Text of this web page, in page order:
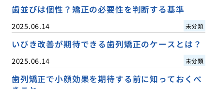
歯並びは個性？矯正の必要性を判断する基準
2025.06.14 未分類
いびき改善が期待できる歯列矯正のケースとは？
2025.06.14 未分類
歯列矯正で小顔効果を期待する前に知っておくべ